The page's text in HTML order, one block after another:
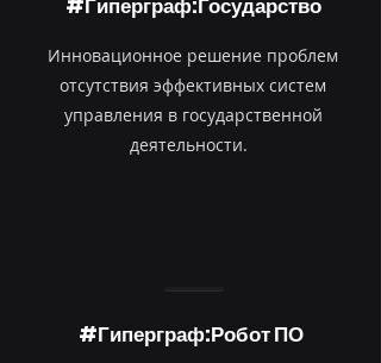
#Гиперграф:Государство
Инновационное решение проблем
отсутствия эффективных систем
управления в государственной
деятельности.
#Гиперграф:Робот ПО